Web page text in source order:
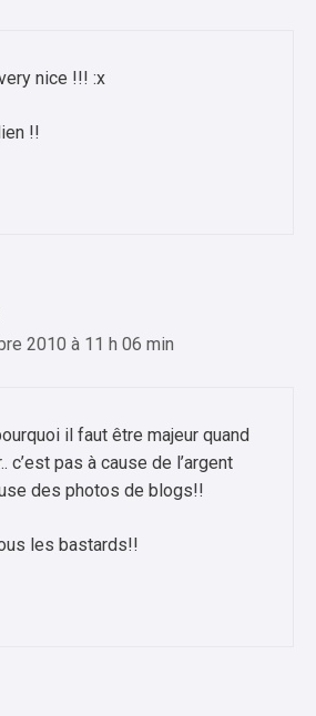
nice !!! :x
!!
2010 à 11 h 06 min
il faut être majeur quand
c’est pas à cause de l’argent
des photos de blogs!!
les bastards!!